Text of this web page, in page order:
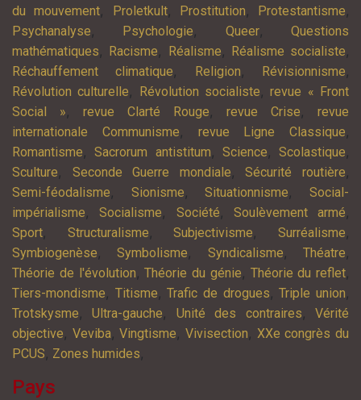
du mouvement, Proletkult, Prostitution, Protestantisme,
Psychanalyse, Psychologie, Queer,Questions
mathématiques, Racisme, Réalisme, Réalisme socialiste,
Réchauffement climatique, Religion, Révisionnisme,
Révolution culturelle, Révolution socialiste,revue « Front
Social », revue Clarté Rouge, revue Crise, revue
internationale Communisme, revue Ligne Classique,
Romantisme,Sacrorum antistitum, Science, Scolastique,
Sculture, Seconde Guerre mondiale,Sécurité routière,
Semi-féodalisme, Sionisme,Situationnisme,Social-
impérialisme,Socialisme, Société, Soulèvement armé,
Sport, Structuralisme,Subjectivisme,Surréalisme,
Symbiogenèse,Symbolisme, Syndicalisme,Théatre,
Théorie de l'évolution,Théorie du génie, Théorie du reflet,
Tiers-mondisme, Titisme,Trafic de drogues,Triple union,
Trotskysme,Ultra-gauche, Unité des contraires,Vérité
objective, Veviba,Vingtisme,Vivisection, XXe congrès du
PCUS, Zones humides,
Pays